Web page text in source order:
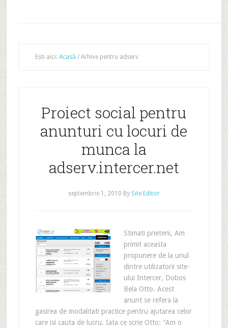
Ești aici: Acasă /Arhive pentru adserv
Proiect social pentru
anunturi cu locuri de
munca la
adserv.intercer.net
septembrie 1, 2010 By Site Editor
Stimati prieteni, Am
primit aceasta
propunere de la unul
dintre utilizatorii site-
ului Intercer, Dobos
Bela Otto. Acest
anunt se refera la
gasirea de modalitati practice pentru ajutarea celor
care isi cauta de lucru. Iata ce scrie Otto: "Am o